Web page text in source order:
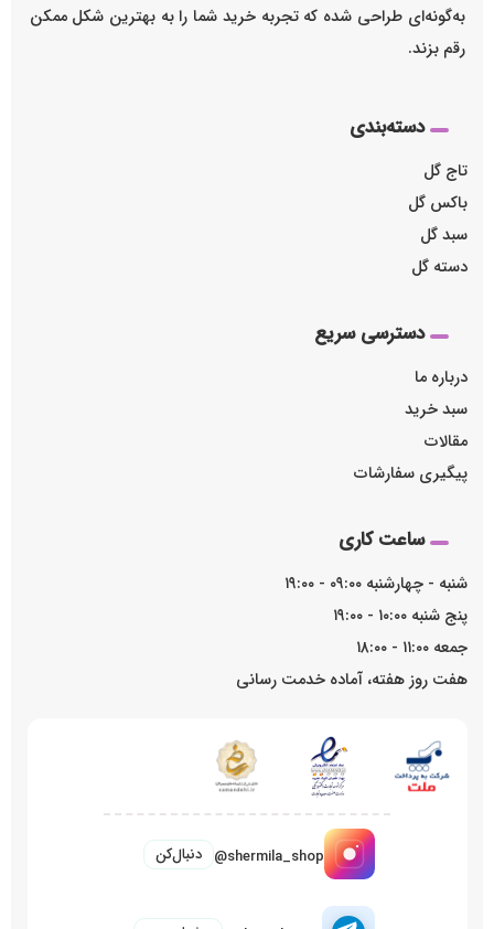
به‌گونه‌ای طراحی شده که تجربه خرید شما را به بهترین شکل ممکن
رقم بزند.
دسته‌بندی
تاج گل
باکس گل
سبد گل
دسته گل
دسترسی سریع
درباره ما
سبد خرید
مقالات
پیگیری سفارشات
ساعت کاری
شنبه - چهارشنبه ۰۹:۰۰ - ۱۹:۰۰
پنج شنبه ۱۰:۰۰ - ۱۹:۰۰
جمعه ۱۱:۰۰ - ۱۸:۰۰
هفت روز هفته، آماده خدمت رسانی
@shermila_shop دنبال‌کن